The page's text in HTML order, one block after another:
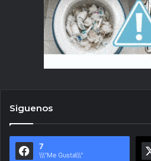
Siguenos
7
\\\"Me Gusta\\\"